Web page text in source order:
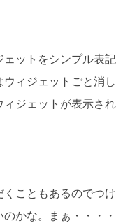
ェットをシンプル表記
ィジェットごと消し
ィジェットが表示され
こともあるのでつけ
かな。まぁ・・・・